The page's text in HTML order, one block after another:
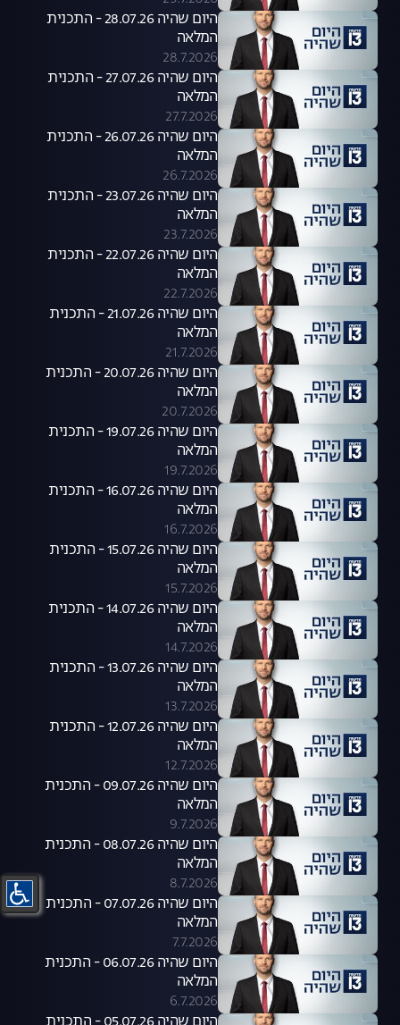
היום שהיה 28.07.26 - התכנית
המלאה
28.7.2026
היום שהיה 27.07.26 - התכנית
המלאה
27.7.2026
היום שהיה 26.07.26 - התכנית
המלאה
26.7.2026
היום שהיה 23.07.26 - התכנית
המלאה
23.7.2026
היום שהיה 22.07.26 - התכנית
המלאה
22.7.2026
היום שהיה 21.07.26 - התכנית
המלאה
21.7.2026
היום שהיה 20.07.26 - התכנית
המלאה
20.7.2026
היום שהיה 19.07.26 - התכנית
המלאה
19.7.2026
היום שהיה 16.07.26 - התכנית
המלאה
16.7.2026
היום שהיה 15.07.26 - התכנית
המלאה
15.7.2026
היום שהיה 14.07.26 - התכנית
המלאה
14.7.2026
היום שהיה 13.07.26 - התכנית
המלאה
13.7.2026
היום שהיה 12.07.26 - התכנית
המלאה
12.7.2026
היום שהיה 09.07.26 - התכנית
המלאה
9.7.2026
היום שהיה 08.07.26 - התכנית
המלאה
8.7.2026
היום שהיה 07.07.26 - התכנית
המלאה
7.7.2026
היום שהיה 06.07.26 - התכנית
המלאה
6.7.2026